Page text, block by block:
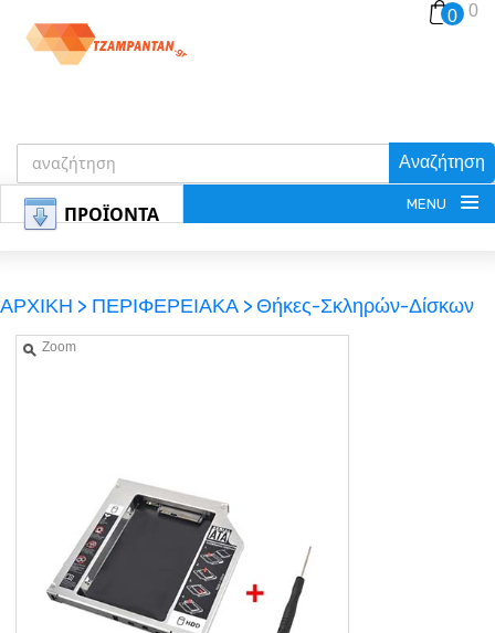
Αναζήτηση
0 0
ΠΡΟΪΟΝΤΑ MENU
ΚΑΛΑΘΙ-ΑΓΟΡΩΝ
ΑΡΧΙΚΗ
ΠΟΙΟΙ ΕΙΜΑΣΤΕ
ΑΡΧΙΚΗ > ΠΕΡΙΦΕΡΕΙΑΚΑ >Θήκες-Σκληρών-Δίσκων
Zoom